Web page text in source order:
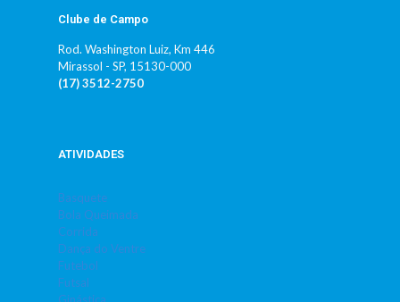
Clube de Campo
Rod. Washington Luiz, Km 446
Mirassol - SP, 15130-000
(17) 3512-2750
ATIVIDADES
Basquete
Bola Queimada
Corrida
Dança do Ventre
Futebol
Futsal